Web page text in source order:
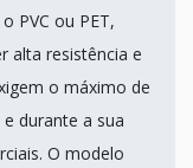
PVC ou PET,
alta resistência e
o máximo de
durante a sua
O modelo